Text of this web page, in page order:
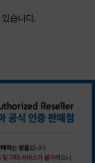
있습니다.